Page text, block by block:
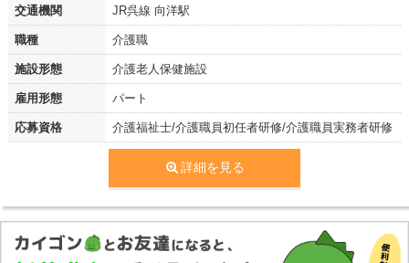
交通機関 JR呉線 向洋駅
職種 介護職
施設形態 介護老人保健施設
雇用形態 パート
応募資格 介護福祉士/介護職員初任者研修/介護職員実務者研修
詳細を見る